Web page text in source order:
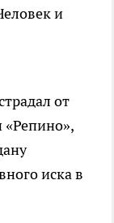
и
от
иска в